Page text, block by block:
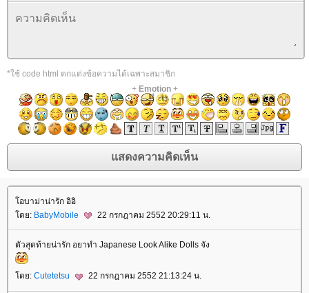
*ใช้ code html ตกแต่งข้อความได้เฉพาะสมาชิก
+ Emotion+
อบาม่าน่ารัก อิอิ
ดย: BabyMobile 22 กรกฎาคม 2552 20:29:11 น.
ตัวสุดท้ายน่ารัก อยาทำ Japanese Look Alike Dolls จัง
ดย: Cutetetsu 22 กรกฎาคม 2552 21:13:24 น.